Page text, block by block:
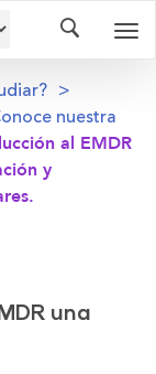
nuestra
al EMDR
y
una